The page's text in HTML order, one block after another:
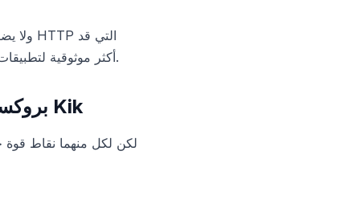
تكشف عن استخدام البروكسي. تعمل بروكسيات HTTP/HTTPS أيضًا، لكن SOCKS5 أكثر موثوقية لتطبيقات المراسلة.
بروكسيات الهاتف المحمول مقابل البروكسيات السكنية: مقارنة مفصلة لـ Kik